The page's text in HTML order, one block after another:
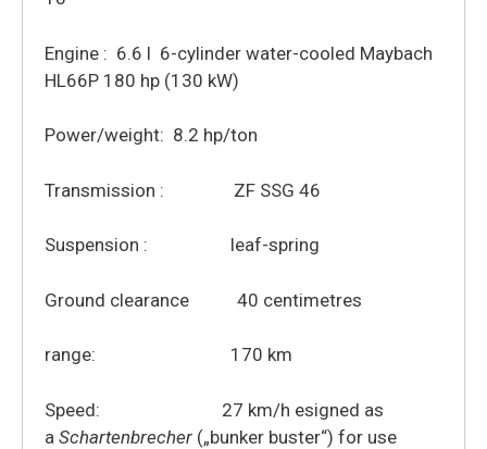
Engine : 6.6 l 6-cylinder water-cooled Maybach
HL66P 180 hp (130 kW)
Power/weight: 8.2 hp/ton
Transmission : ZF SSG 46
Suspension : leaf-spring
Ground clearance 40 centimetres
range: 170 km
Speed: 27 km/h esigned as
a Schartenbrecher („bunker buster“) for use